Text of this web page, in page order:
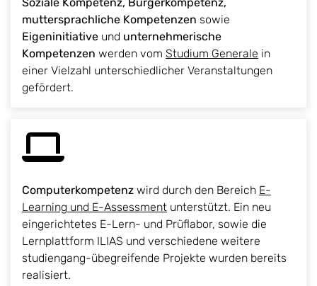
muttersprachliche Kompetenzen sowie
Eigeninitiative und unternehmerische
Kompetenzen werden vom Studium Generale in
einer Vielzahl unterschiedlicher Veranstaltungen
gefördert.
Computerkompetenz wird durch den Bereich E-
Learning und E-Assessment unterstützt. Ein neu
eingerichtetes E-Lern- und Prüflabor, sowie die
Lernplattform ILIAS und verschiedene weitere
studiengang-übegreifende Projekte wurden bereits
realisiert.